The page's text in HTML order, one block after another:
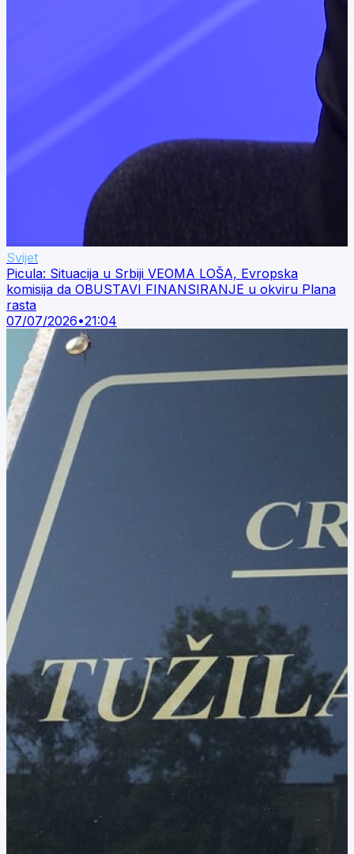
Svijet
Picula: Situacija u Srbiji VEOMA LOŠA, Evropska
komisija da OBUSTAVI FINANSIRANJE u okviru Plana
rasta
07/07/2026•21:04